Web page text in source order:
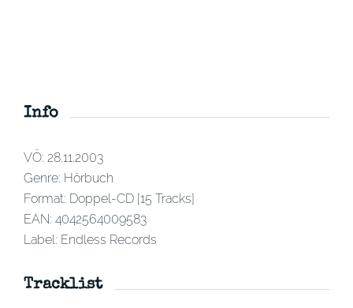
Info
VÖ: 28.11.2003
Genre: Hörbuch
Format: Doppel-CD [15 Tracks]
EAN: 4042564009583
Label: Endless Records
Tracklist